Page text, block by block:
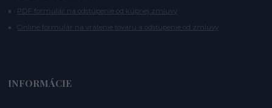
PDF formulár na odstúpenie od kúpnej zmluvy
Online formulár na vrátenie tovaru a odstúpenie od zmluvy
INFORMÁCIE